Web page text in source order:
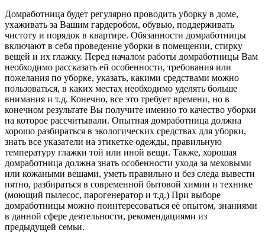
Домработница будет регулярно проводить уборку в доме,
ухаживать за Вашим гардеробом, обувью, поддерживать
чистоту и порядок в квартире. Обязанности домработницы
включают в себя проведение уборки в помещении, стирку
вещей и их глажку. Перед началом работы домработницы Вам
необходимо рассказать ей особенности, требования или
пожелания по уборке, указать, какими средствами можно
пользоваться, в каких местах необходимо уделять больше
внимания и т.д. Конечно, все это требует времени, но в
конечном результате Вы получите именно то качество уборки
на которое рассчитывали. Опытная домработница должна
хорошо разбираться в экологических средствах для уборки,
знать все указатели на этикетке одежды, правильную
температуру глажки той или иной вещи. Также, хорошая
домработница должна знать особенности ухода за меховыми
или кожаными вещами, уметь правильно и без следа вывести
пятно, разбираться в современной бытовой химии и технике
(моющий пылесос, парогенератор и т.д.) При выборе
домработницы можно поинтересоваться её опытом, знаниями
в данной сфере деятельности, рекомендациями из
предыдущей семьи.